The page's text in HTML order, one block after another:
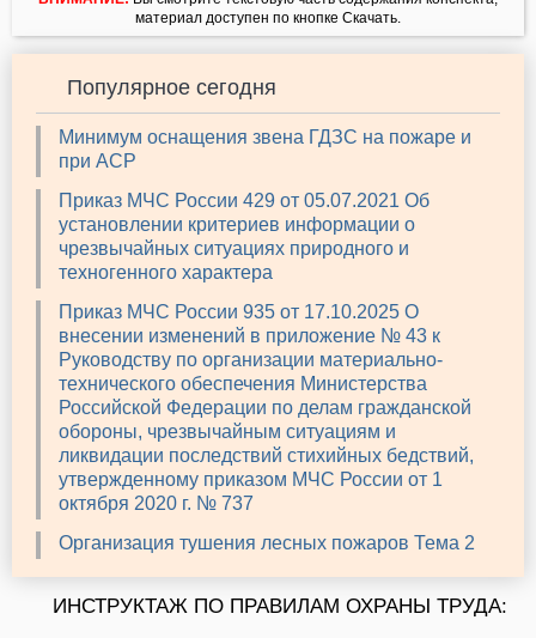
материал доступен по кнопке Скачать.
Популярное сегодня
Минимум оснащения звена ГДЗС на пожаре и
при АСР
Приказ МЧС России 429 от 05.07.2021 Об
установлении критериев информации о
чрезвычайных ситуациях природного и
техногенного характера
Приказ МЧС России 935 от 17.10.2025 О
внесении изменений в приложение № 43 к
Руководству по организации материально-
технического обеспечения Министерства
Российской Федерации по делам гражданской
обороны, чрезвычайным ситуациям и
ликвидации последствий стихийных бедствий,
утвержденному приказом МЧС России от 1
октября 2020 г. № 737
Организация тушения лесных пожаров Тема 2
ИНСТРУКТАЖ ПО ПРАВИЛАМ ОХРАНЫ ТРУДА: